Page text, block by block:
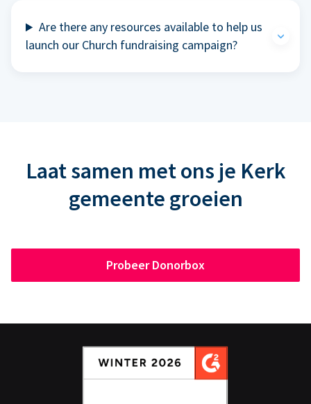
Are there any resources available to help us
launch our Church fundraising campaign?
Laat samen met ons je Kerk
gemeente groeien
Probeer Donorbox